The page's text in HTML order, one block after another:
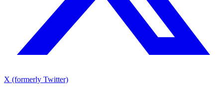
X (formerly Twitter)